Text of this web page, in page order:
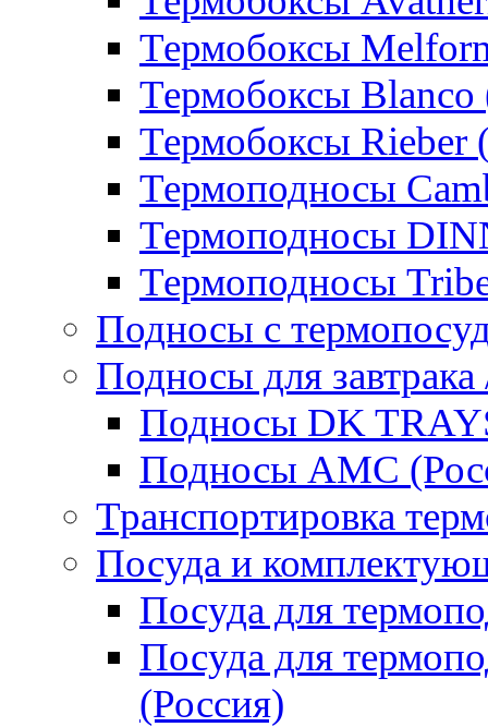
Термобоксы
Термобоксы Blanco
Термобоксы Rieber
Термоподносы
Термоподносы
Термоподносы
Подносы с
Подносы для завтрака
Подносы DK
Подносы AMC
Транспортировка
Посуда и
Посуда для
Посуда для
(Россия)